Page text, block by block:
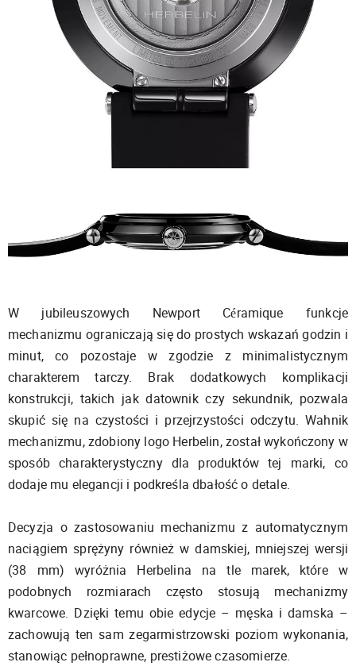
W jubileuszowych Newport Céramique funkcje
mechanizmu ograniczają się do prostych wskazań godzin i
minut, co pozostaje w zgodzie z minimalistycznym
charakterem tarczy. Brak dodatkowych komplikacji
konstrukcji, takich jak datownik czy sekundnik, pozwala
skupić się na czystości i przejrzystości odczytu. Wahnik
mechanizmu, zdobiony logo Herbelin, został wykończony w
sposób charakterystyczny dla produktów tej marki, co
dodaje mu elegancji i podkreśla dbałość o detale.
Decyzja o zastosowaniu mechanizmu z automatycznym
naciągiem sprężyny również w damskiej, mniejszej wersji
(38 mm) wyróżnia Herbelina na tle marek, które w
podobnych rozmiarach często stosują mechanizmy
kwarcowe. Dzięki temu obie edycje – męska i damska –
zachowują ten sam zegarmistrzowski poziom wykonania,
stanowiąc pełnoprawne, prestiżowe czasomierze.